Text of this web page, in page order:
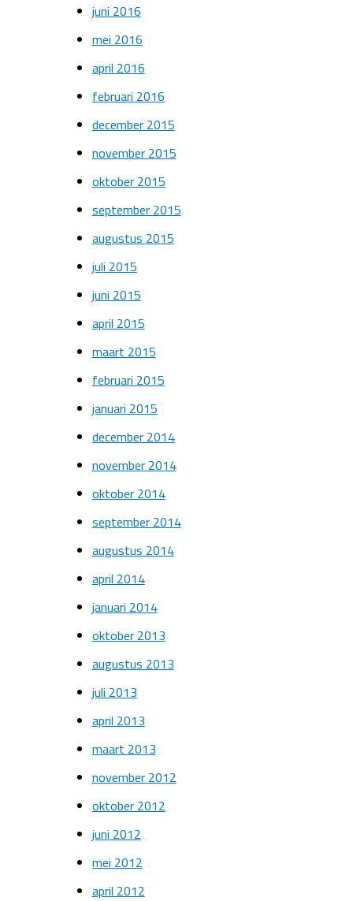
juni 2016
mei 2016
april 2016
februari 2016
december 2015
november 2015
oktober 2015
september 2015
augustus 2015
juli 2015
juni 2015
april 2015
maart 2015
februari 2015
januari 2015
december 2014
november 2014
oktober 2014
september 2014
augustus 2014
april 2014
januari 2014
oktober 2013
augustus 2013
juli 2013
april 2013
maart 2013
november 2012
oktober 2012
juni 2012
mei 2012
april 2012